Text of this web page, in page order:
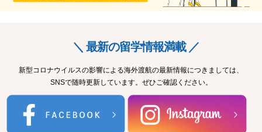
＼ 最新の留学情報満載 ／
新型コロナウイルスの影響による海外渡航の最新情報につきましては、
SNSで随時更新しています。ぜひご確認ください。